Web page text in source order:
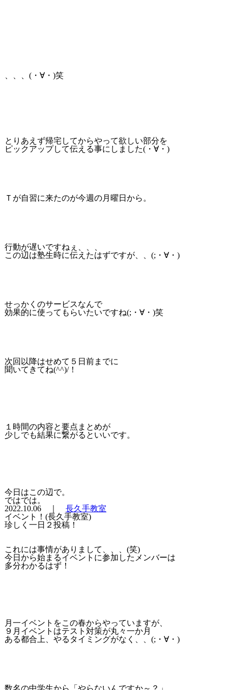
、、、(・∀・)笑
とりあえず帰宅してからやって欲しい部分を
ピックアップして伝える事にしました(・∀・)
Ｔが自習に来たのが今週の月曜日から。
行動が遅いですねぇ、、、
この辺は塾生時に伝えたはずですが、、(;・∀・)
せっかくのサービスなんで
効果的に使ってもらいたいですね(;・∀・)笑
次回以降はせめて５日前までに
聞いてきてね(^^)/！
１時間の内容と要点まとめが
少しでも結果に繋がるといいです。
今日はこの辺で。
ではでは。
2022.10.06 ｜ 長久手教室
イベント！(長久手教室)
珍しく一日２投稿！
これには事情がありまして、、、(笑)
今日から始まるイベントに参加したメンバーは
多分わかるはず！
月一イベントをこの春からやっていますが、
９月イベントはテスト対策が丸々一か月
ある都合上、やるタイミングがなく、、(;・∀・)
数名の中学生から「やらないんですか～？」